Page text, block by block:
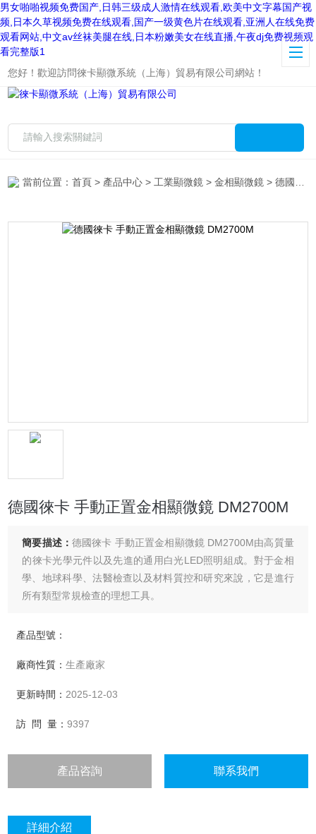
男女啪啪视频免费国产,日韩三级成人激情在线观看,欧美中文字幕国产视
频,日本久草视频免费在线观看,国产一级黄色片在线观看,亚洲人在线免费
观看网站,中文av丝袜美腿在线,日本粉嫩美女在线直播,午夜dj免费视频观
看完整版1
您好！歡迎訪問徠卡顯微系統（上海）貿易有限公司網站！
當前位置：首頁 > 產品中心 > 工業顯微鏡 >金相顯微鏡 > 德國徠卡 手動正置金相顯微鏡 DM2700M
德國徠卡 手動正置金相顯微鏡 DM2700M
簡要描述： 德國徠卡 手動正置金相顯微鏡 DM2700M由高質量
的徠卡光學元件以及先進的通用白光LED照明組成。對于金相
學、地球科學、法醫檢查以及材料質控和研究來說，它是進行
所有類型常規檢查的理想工具。
產品型號：
廠商性質：生產廠家
更新時間： 2025-12-03
訪 問 量：9397
產品咨詢 聯系我們
詳細介紹